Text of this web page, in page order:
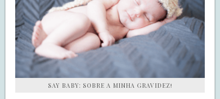
SAY BABY: SOBRE A MINHA GRAVIDEZ!